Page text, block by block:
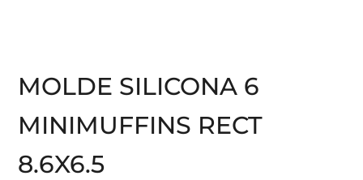
MOLDE SILICONA 6
MINIMUFFINS RECT
8.6X6.5